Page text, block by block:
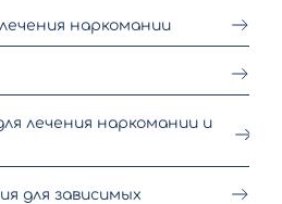
наркомании
лечения наркомании и
для зависимых